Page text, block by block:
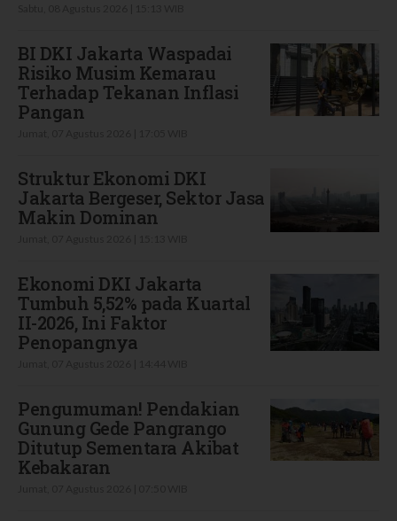
BI DKI Jakarta Waspadai
Risiko Musim Kemarau
Terhadap Tekanan Inflasi
Pangan
Struktur Ekonomi DKI
Jakarta Bergeser, Sektor Jasa
Makin Dominan
Ekonomi DKI Jakarta
Tumbuh 5,52% pada Kuartal
II-2026, Ini Faktor
Penopangnya
Pengumuman! Pendakian
Gunung Gede Pangrango
Ditutup Sementara Akibat
Kebakaran